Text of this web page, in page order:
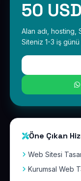
50 USD
Alan adı, hosting,
Siteniz 1-3 iş
Öne Çıkan
Web Sitesi
Kurumsal Web